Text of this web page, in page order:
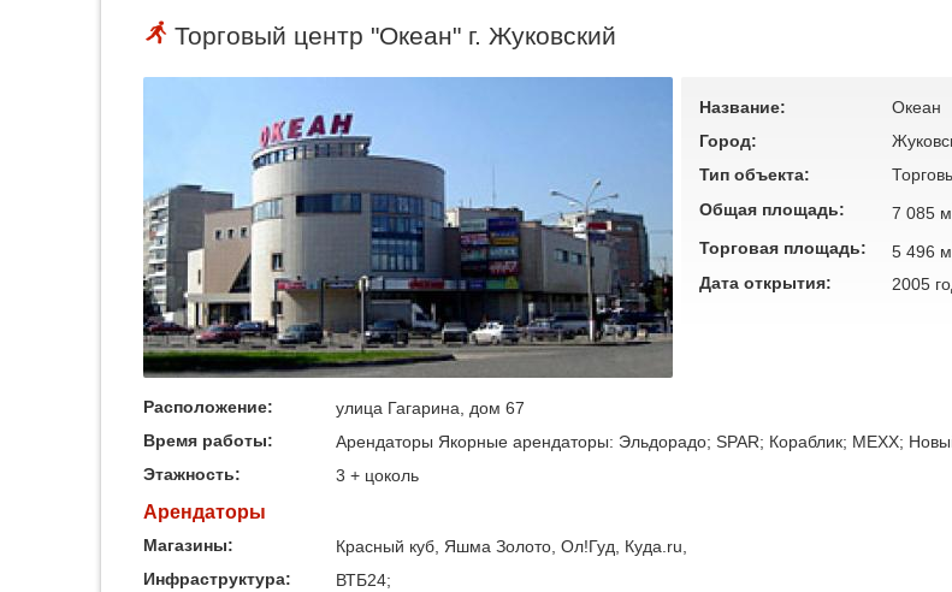
Торговый центр "Океан" г. Жуковский
Название:
Океан
Город:
Тип объекта:
Общая площадь:
7 085 м
Торговая площадь: 5 496 м
Дата открытия: 2005
Расположение:
улица Гагарина, дом 67
Время работы:
Арендаторы Якорные арендаторы: Эльдорадо; SPAR; Кораблик; MEXX;
Этажность:
3 + цоколь
Арендаторы
Магазины:
Красный куб, Яшма Золото, Ол!Гуд, Куда.ru,
Инфраструктура:
ВТБ24;